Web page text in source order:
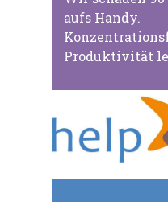
aufs Handy.
Produktivität